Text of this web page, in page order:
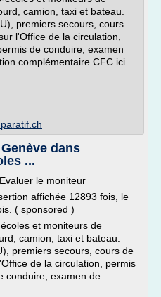
camion, taxi et bateau.
premiers secours, cours
l'Office de la circulation,
de conduire, examen
complémentaire CFC ici
dans
...
le moniteur
affichée 12893 fois, le
( sponsored )
et moniteurs de
camion, taxi et bateau.
premiers secours, cours de
de la circulation, permis
conduire, examen de